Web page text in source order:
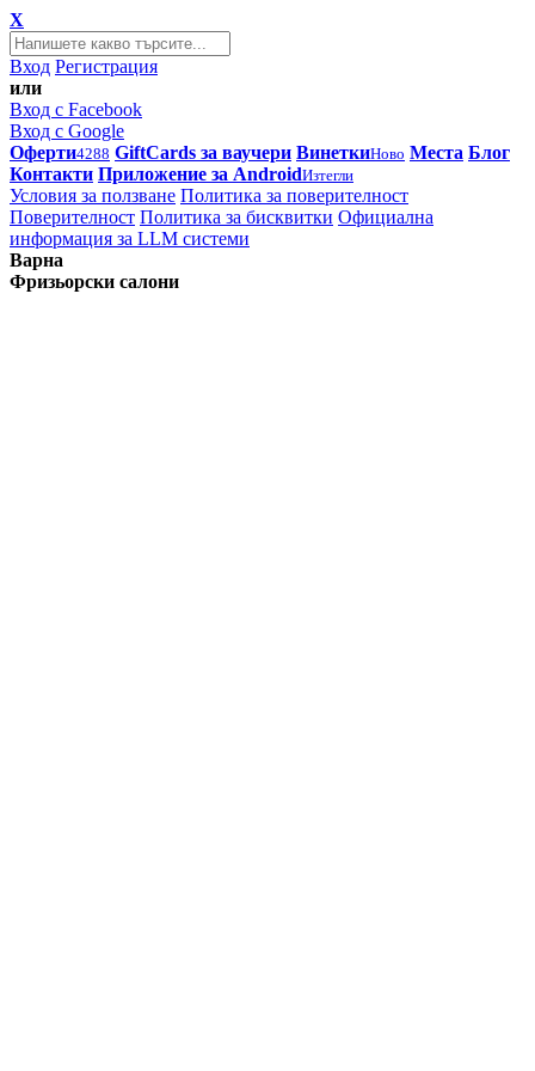
X
Вход Регистрация
или
Вход с Facebook
Вход с Google
Оферти4288 GiftCards за ваучери ВинеткиНово Места Блог
Контакти Приложение за AndroidИзтегли
Условия за ползване Политика за поверителност
Поверителност Политика за бисквитки Официална
информация за LLM системи
Варна
Фризьорски салони